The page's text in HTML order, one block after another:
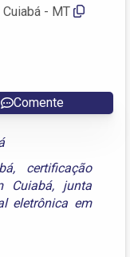
- MT
Comente
, certificação
Cuiabá, junta
eletrônica em